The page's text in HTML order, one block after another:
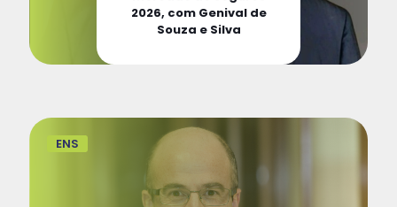
2026, com Genival de
Souza e Silva
ENS